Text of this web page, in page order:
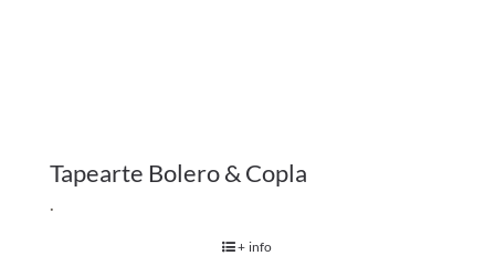
Tapearte Bolero & Copla
.
+ info